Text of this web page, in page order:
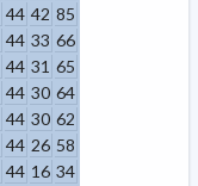
44 42 85
44 33 66
44 31 65
44 30 64
44 30 62
44 26 58
44 16 34